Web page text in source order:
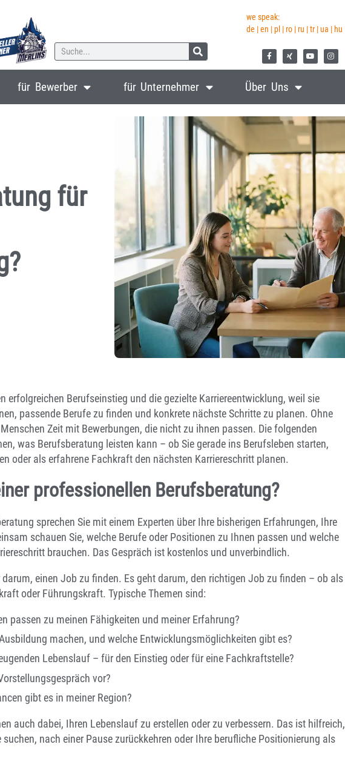
we speak:
de | en | pl | ro | ru | tr | ua | hu
für Bewerber für Unternehmer Über Uns
für
erfolgreichen Berufseinstieg und die gezielte Karriereentwicklung, weil sie
passende Berufe zu finden und konkrete nächste Schritte zu planen. Ohne
Zeit mit Bewerbungen, die nicht zu ihnen passen. Die folgenden
was Berufsberatung leisten kann – ob Sie gerade ins Berufsleben starten,
oder als erfahrene Fachkraft den nächsten Karriereschritt planen.
professionellen Berufsberatung?
sprechen Sie mit einem Experten über Ihre bisherigen Erfahrungen, Ihre
schauen Sie, welche Berufe oder Positionen zu Ihnen passen und welche
brauchen. Das Gespräch ist kostenlos und unverbindlich.
einen Job zu finden. Es geht darum, den richtigen Job zu finden – ob als
oder Führungskraft. Typische Themen sind:
passen zu meinen Fähigkeiten und meiner Erfahrung?
machen, und welche Entwicklungsmöglichkeiten gibt es?
Lebenslauf – für den Einstieg oder für eine Fachkraftstelle?
vor?
gibt es in meiner Region?
auch dabei, Ihren Lebenslauf zu erstellen oder zu verbessern. Das ist hilfreich,
nach einer Pause zurückkehren oder Ihre berufliche Positionierung als